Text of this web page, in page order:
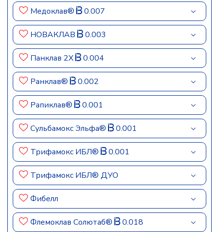
Медоклав® 0.007
НОВАКЛАВ 0.003
Панклав 2Х 0.004
Ранклав® 0.002
Рапиклав® 0.001
Сульбамокс Эльфа® 0.001
Трифамокс ИБЛ® 0.001
Трифамокс ИБЛ® ДУО
Фибелл
Флемоклав Солютаб® 0.018